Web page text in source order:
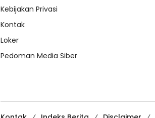
Kebijakan Privasi
Kontak
Loker
Pedoman Media Siber